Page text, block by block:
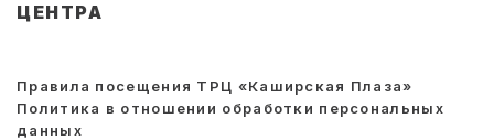
ЦЕНТРА
Правила посещения ТРЦ «Каширская Плаза»
Политика в отношении обработки персональных
данных